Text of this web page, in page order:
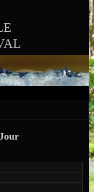
VISITS_COUNTER_WIDGET